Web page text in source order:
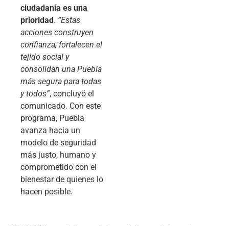
ciudadanía es una
prioridad . “Estas
acciones construyen
confianza, fortalecen el
tejido social y
consolidan una Puebla
más segura para todas
y todos”, concluyó el
comunicado. Con este
programa, Puebla
avanza hacia un
modelo de seguridad
más justo, humano y
comprometido con el
bienestar de quienes lo
hacen posible.